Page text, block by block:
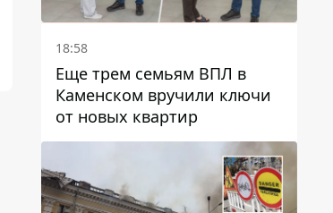
18:58
Еще трем семьям ВПЛ в
Каменском вручили ключи
от новых квартир